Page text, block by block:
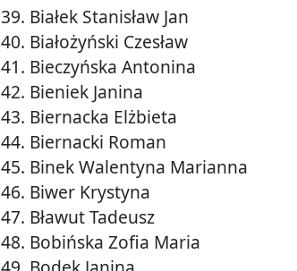
39. Białek Stanisław Jan
40. Białożyński Czesław
41. Bieczyńska Antonina
42. Bieniek Janina
43. Biernacka Elżbieta
44. Biernacki Roman
45. Binek Walentyna Marianna
46. Biwer Krystyna
47. Bławut Tadeusz
48. Bobińska Zofia Maria